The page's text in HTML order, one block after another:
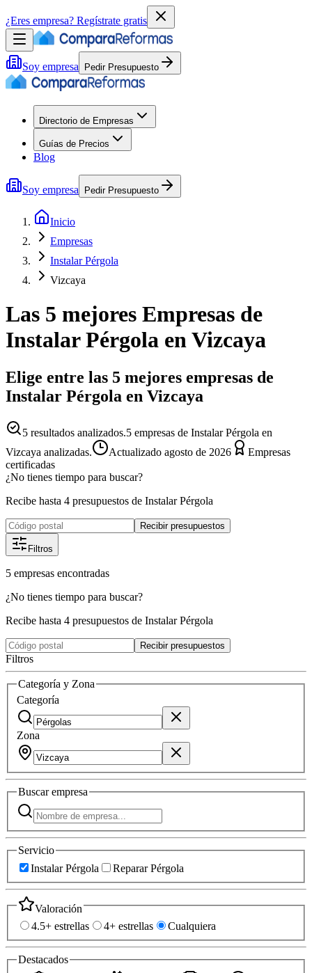
¿Eres empresa? Regístrate gratis
Soy empresa Pedir Presupuesto
Directorio de Empresas
Guías de Precios
Blog
Soy empresa Pedir Presupuesto
Inicio
Empresas
Instalar Pérgola
Vizcaya
Las 5 mejores Empresas de
Instalar Pérgola enVizcaya
Elige entre las 5 mejores empresas de
Instalar Pérgola en Vizcaya
5 resultados analizados.5 empresas de Instalar Pérgola en
Vizcaya analizadas.
Actualizado agosto de 2026
Empresas
certificadas
¿No tienes tiempo para buscar?
Recibe hasta 4 presupuestos de Instalar Pérgola
Recibir presupuestos
Filtros
5 empresas encontradas
¿No tienes tiempo para buscar?
Recibe hasta 4 presupuestos de Instalar Pérgola
Recibir presupuestos
Filtros
Categoría y Zona
Categoría
Zona
Buscarempresa
Servicio
Instalar Pérgola
Reparar Pérgola
Valoración
4.5+ estrellas
4+ estrellas Cualquiera
Destacados